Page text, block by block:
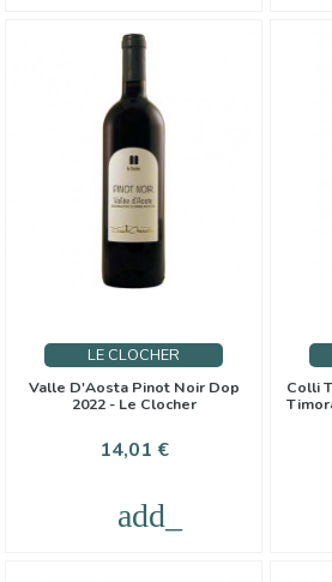
LE CLOCHER
Valle D'Aosta Pinot Noir Dop
2022 - Le Clocher
Cena
14,01 €
Colli